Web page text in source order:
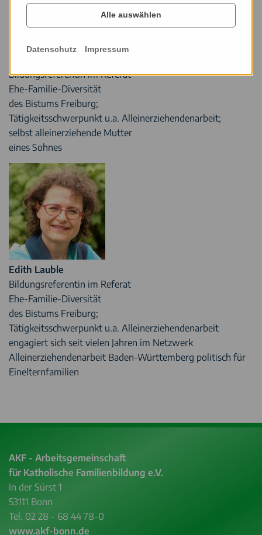
Bildungsreferentin im Referat
Ehe-Familie-Diversität
des Bistums Freiburg;
Tätigkeitsschwerpunkt u.a. Alleinerziehendenarbeit;
selbst alleinerziehende Mutter
eines Sohnes
Edith Lauble
Bildungsreferentin im Referat
Ehe-Familie-Diversität
des Bistums Freiburg;
Tätigkeitsschwerpunkt u.a. Alleinerziehendenarbeit
engagiert sich seit vielen Jahren im Netzwerk
Alleinerziehendenarbeit Baden-Württemberg politisch für
Einelternfamilien
AKF - Arbeitsgemeinschaft
für Katholische Familienbildung e.V.
In der Sürst 1
53111 Bonn
Tel. 02 28 - 68 44 78-0
www.akf-bonn.de
Alle auswählen
Datenschutz Impressum